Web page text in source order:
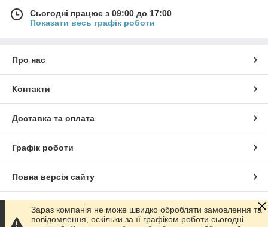
Сьогодні працює з 09:00 до 17:00
Показати весь графік роботи
Про нас
Контакти
Доставка та оплата
Графік роботи
Повна версія сайту
Сайт створено на маркетплейсі Prom.ua
Зараз компанія не може швидко обробляти замовлення та
повідомлення, оскільки за її графіком роботи сьогодні